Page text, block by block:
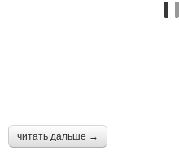
читать дальше →